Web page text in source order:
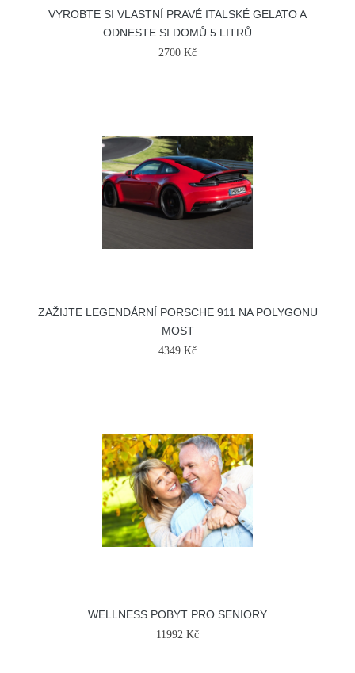
VYROBTE SI VLASTNÍ PRAVÉ ITALSKÉ GELATO A
ODNESTE SI DOMŮ 5 LITRŮ
2700 Kč
ZAŽIJTE LEGENDÁRNÍ PORSCHE 911 NA POLYGONU
MOST
4349 Kč
WELLNESS POBYT PRO SENIORY
11992 Kč